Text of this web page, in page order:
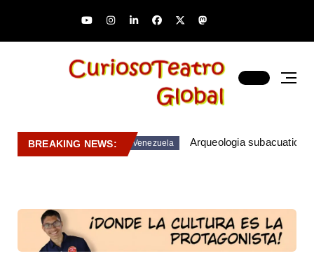
BREAKING NEWS: Venezuela Arqueologia subacuatica